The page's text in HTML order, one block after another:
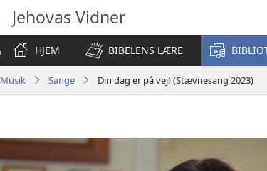
Jehovas Vidner
HJEM
BIBELENS LÆRE
Musik Sange Din dag er på vej! (Stævnesang 2023)